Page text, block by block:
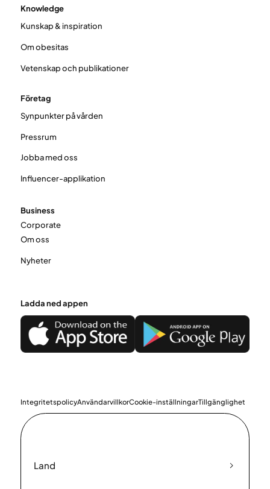
Knowledge
Kunskap & inspiration
Om obesitas
Vetenskap och publikationer
Företag
Synpunkter på vården
Pressrum
Jobba med oss
Influencer-applikation
Business
Corporate
Om oss
Nyheter
Ladda ned appen
IntegritetspolicyAnvändarvillkorCookie-inställningarTillgänglighet
Land